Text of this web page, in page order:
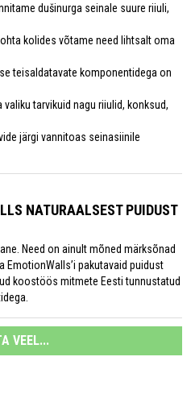
dušinurga seinale suure riiuli,
kolides võtame need lihtsalt oma
teisaldatavate komponentidega on
tarvikuid nagu riiulid, konksud,
järgi vannitoas seinasiinile
NATURAALSEST PUIDUST
Need on ainult mõned märksõnad
pakutavaid puidust
koostöös mitmete Eesti tunnustatud
VEEL...